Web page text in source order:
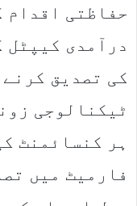
حفاظتی اقدام
درآمدی کیپٹل
کی تصدیق
ٹیکنالوجی
ہر کنسائمنٹ
فارمیٹ میں